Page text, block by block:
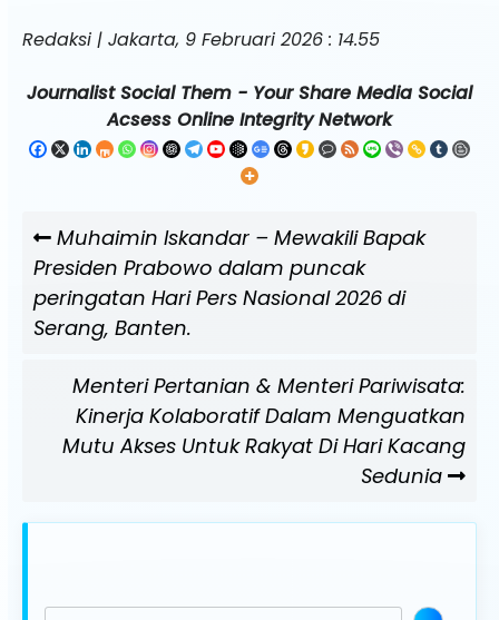
Redaksi | Jakarta, 9 Februari 2026 : 14.55
Journalist Social Them - Your Share Media Social
Acsess Online Integrity Network
posPrevious
Post
Muhaimin Iskandar – Mewakili Bapak
Presiden Prabowo dalam puncak
peringatan Hari Pers Nasional 2026 di
Serang, Banten.
NextMenteri Pertanian & Menteri Pariwisata:
Kinerja Kolaboratif Dalam Menguatkan
Mutu Akses Untuk Rakyat Di Hari Kacang
Sedunia